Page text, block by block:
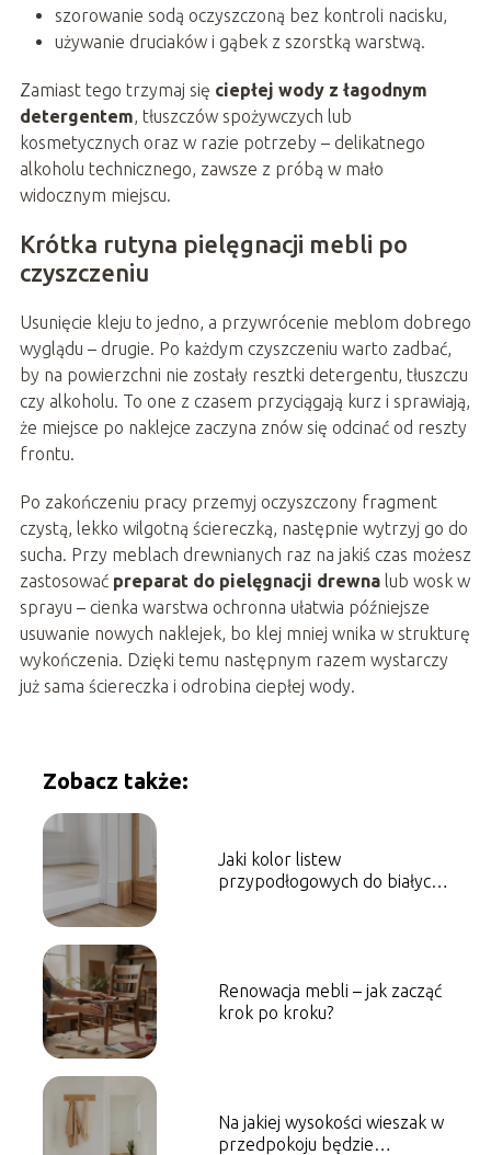
szorowanie sodą oczyszczoną bez kontroli nacisku,
używanie druciaków i gąbek z szorstką warstwą.
Zamiast tego trzymaj się ciepłej wody z łagodnym
detergentem, tłuszczów spożywczych lub
kosmetycznych oraz w razie potrzeby – delikatnego
alkoholu technicznego, zawsze z próbą w mało
widocznym miejscu.
Krótka rutyna pielęgnacji mebli po
czyszczeniu
Usunięcie kleju to jedno, a przywrócenie meblom dobrego
wyglądu – drugie. Po każdym czyszczeniu warto zadbać,
by na powierzchni nie zostały resztki detergentu, tłuszczu
czy alkoholu. To one z czasem przyciągają kurz i sprawiają,
że miejsce po naklejce zaczyna znów się odcinać od reszty
frontu.
Po zakończeniu pracy przemyj oczyszczony fragment
czystą, lekko wilgotną ściereczką, następnie wytrzyj go do
sucha. Przy meblach drewnianych raz na jakiś czas możesz
zastosować preparat do pielęgnacji drewnalub wosk w
sprayu – cienka warstwa ochronna ułatwia późniejsze
usuwanie nowych naklejek, bo klej mniej wnika w strukturę
wykończenia. Dzięki temu następnym razem wystarczy
już sama ściereczka i odrobina ciepłej wody.
Zobacz także:
Jaki kolor listew
przypodłogowych do białych
Renowacja mebli – jak zacząć
krok po kroku?
Na jakiej wysokości wieszak w
przedpokoju będzie